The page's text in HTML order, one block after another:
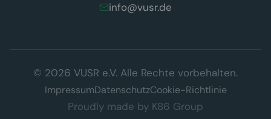
info@vusr.de
© 2026 VUSR e.V. Alle Rechte vorbehalten.
ImpressumDatenschutzCookie-Richtlinie
Proudly made by K86 Group
Diese Website verwendet ausschließlich technisch notwendige
TDDDG). Es werden keine Tracking- oder Marketing-Cookies
eingesetzt.Datenschutzerklärung